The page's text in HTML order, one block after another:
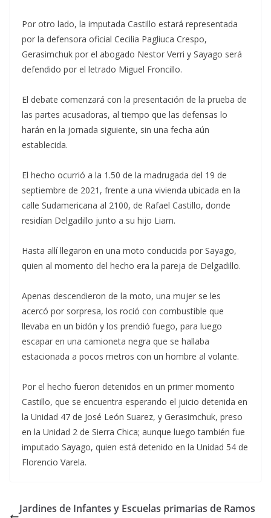
Por otro lado, la imputada Castillo estará representada
por la defensora oficial Cecilia Pagliuca Crespo,
Gerasimchuk por el abogado Nestor Verri y Sayago será
defendido por el letrado Miguel Froncillo.
El debate comenzará con la presentación de la prueba de
las partes acusadoras, al tiempo que las defensas lo
harán en la jornada siguiente, sin una fecha aún
establecida.
El hecho ocurrió a la 1.50 de la madrugada del 19 de
septiembre de 2021, frente a una vivienda ubicada en la
calle Sudamericana al 2100, de Rafael Castillo, donde
residían Delgadillo junto a su hijo Liam.
Hasta allí llegaron en una moto conducida por Sayago,
quien al momento del hecho era la pareja de Delgadillo.
Apenas descendieron de la moto, una mujer se les
acercó por sorpresa, los roció con combustible que
llevaba en un bidón y los prendió fuego, para luego
escapar en una camioneta negra que se hallaba
estacionada a pocos metros con un hombre al volante.
Por el hecho fueron detenidos en un primer momento
Castillo, que se encuentra esperando el juicio detenida en
la Unidad 47 de José León Suarez, y Gerasimchuk, preso
en la Unidad 2 de Sierra Chica; aunque luego también fue
imputado Sayago, quien está detenido en la Unidad 54 de
Florencio Varela.
Jardines de Infantes y Escuelas primarias de Ramos